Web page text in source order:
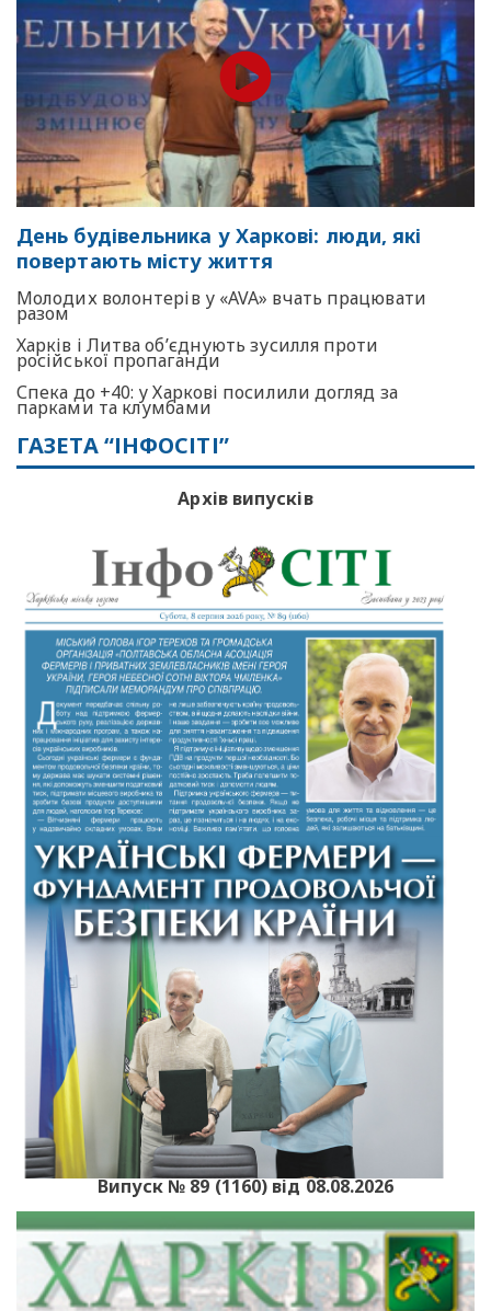
День будівельника у Харкові: люди, які
повертають місту життя
Молодих волонтерів у «AVA» вчать працювати
разом
Харків і Литва об’єднують зусилля проти
російської пропаганди
Спека до +40: у Харкові посилили догляд за
парками та клумбами
ГАЗЕТА “ІНФОСІТІ”
Архів випусків
Випуск № 89 (1160) від 08.08.2026